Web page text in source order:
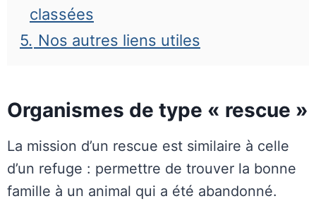
classées
5. Nos autres liens utiles
Organismes de type « rescue »
La mission d’un rescue est similaire à celle
d’un refuge : permettre de trouver la bonne
famille à un animal qui a été abandonné.